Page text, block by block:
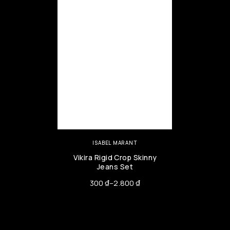
ISABEL MARANT
Vikira Rigid Crop Skinny
Jeans Set
300₫–2.800₫